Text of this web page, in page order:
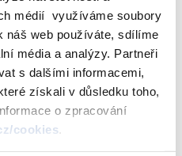
médií využíváme soubory
náš web používáte, sdílíme
média a analýzy. Partneři
s dalšími informacemi,
získali v důsledku toho,
o zpracování
cookies
republice zastoupené
zápůjčky dále transferován na
(SFDI).
krok k tomu, abychom v příštích
úvěry od Evropské investiční
už v příštím roce. Peníze by
digitalizace a automatizace